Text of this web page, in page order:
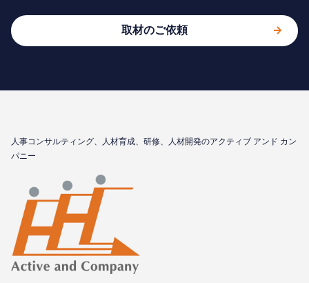
取材のご依頼
⼈事コンサルティング、⼈材育成、研修、⼈材開発のアクティブ アンド カン
パニー